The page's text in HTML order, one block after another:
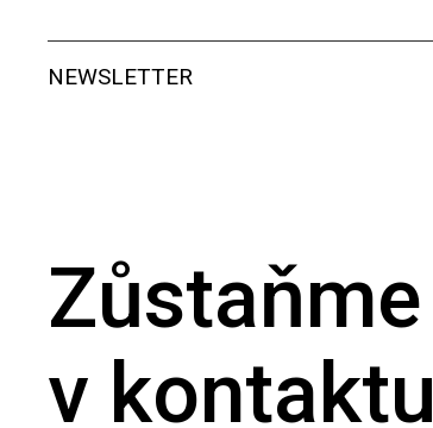
NEWSLETTER
Zůstaňme
v kontaktu